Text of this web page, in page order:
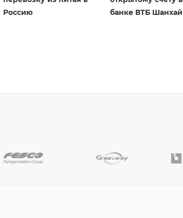
Россию
банке ВТБ Шанхай